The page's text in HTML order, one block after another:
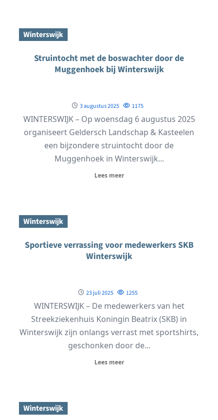
Winterswijk
Struintocht met de boswachter door de
Muggenhoek bij Winterswijk
3 augustus 2025 1175
WINTERSWIJK – Op woensdag 6 augustus 2025
organiseert Geldersch Landschap & Kasteelen
een bijzondere struintocht door de
Muggenhoek in Winterswijk...
Lees meer
Winterswijk
Sportieve verrassing voor medewerkers SKB
Winterswijk
23 juli 2025 1255
WINTERSWIJK – De medewerkers van het
Streekziekenhuis Koningin Beatrix (SKB) in
Winterswijk zijn onlangs verrast met sportshirts,
geschonken door de...
Lees meer
Winterswijk